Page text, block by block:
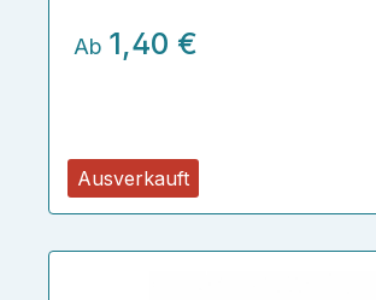
Ausverkauft
Ab 1,40 €